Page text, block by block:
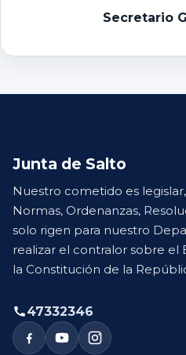
Secretario
Junta de Salto
Nuestro cometido es
Normas, Ordenanzas,
solo rigen para nuestro
realizar el contralor sobre el
la Constitución de la
47332346